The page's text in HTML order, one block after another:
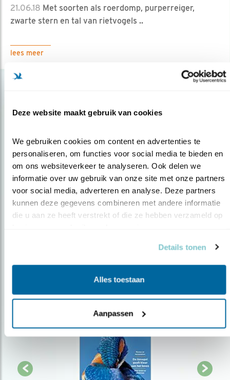
Deze website maakt gebruik van cookies
We gebruiken cookies om content en advertenties te
personaliseren, om functies voor social media te bieden en
om ons websiteverkeer te analyseren. Ook delen we
informatie over uw gebruik van onze site met onze partners
voor social media, adverteren en analyse. Deze partners
kunnen deze gegevens combineren met andere informatie
die u aan ze heeft verstrekt of die ze hebben verzameld op
Details tonen
Alles toestaan
Aanpassen
21.06.18 Met soorten als roerdomp, purperreiger,
zwarte stern en tal van rietvogels ..
lees meer
Op de hoogte blijven?
over vogels en activiteiten van Vogelbescherming.
AANMELDEN VOGELNIEUWS